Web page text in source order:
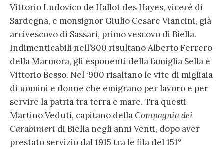
Vittorio Ludovico de Hallot des Hayes, viceré di
Sardegna, e monsignor Giulio Cesare Viancini, già
arcivescovo di Sassari, primo vescovo di Biella.
Indimenticabili nell’800 risultano Alberto Ferrero
della Marmora, gli esponenti della famiglia Sella e
Vittorio Besso. Nel ‘900 risaltano le vite di migliaia
di uomini e donne che emigrano per lavoro e per
servire la patria tra terra e mare. Tra questi
Martino Veduti, capitano dellaCompagnia dei
Carabinieri di Biella negli anni Venti, dopo aver
prestato servizio dal 1915 tra le fila del 151°